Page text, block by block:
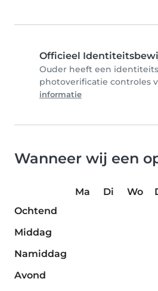
Officieel
Ouder heeft een
photoverificatie controles
informatie
Wanneer wij een
Ma Di Wo
Ochtend
Middag
Namiddag
Avond